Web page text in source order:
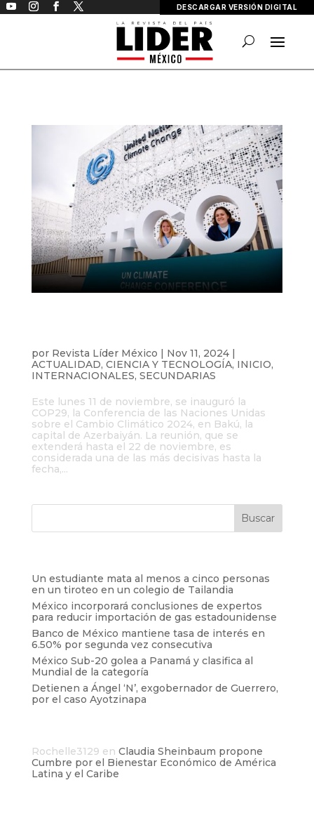
DESCARGAR VERSIÓN DIGITAL
por Revista Líder México | Nov 11, 2024|
ACTUALIDAD, CIENCIA Y TECNOLOGÍA, INICIO,
INTERNACIONALES, SECUNDARIAS
Este lunes 11 de noviembre, se inauguró la
COP29, la Conferencia de las Naciones Unidas
sobre el Cambio Climático 2024, en Bakú, la
capital de Azerbaiyán. La reunión, que se
extenderá hasta el 22 de noviembre, es
considerada una de las más decisivas hasta la
fecha,...
Un estudiante mata al menos a cinco personas
en un tiroteo en un colegio de Tailandia
México incorporará conclusiones de expertos
para reducir importación de gas estadounidense
Banco de México mantiene tasa de interés en
6.50% por segunda vez consecutiva
México Sub-20 golea a Panamá y clasifica al
Mundial de la categoría
Detienen a Ángel ‘N’, exgobernador de Guerrero,
por el caso Ayotzinapa
Rochelle3129 en Claudia Sheinbaum propone
Cumbre por el Bienestar Económico de América
Latina y el Caribe